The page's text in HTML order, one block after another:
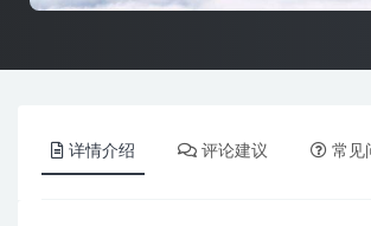
详情介绍 评论建议 常见